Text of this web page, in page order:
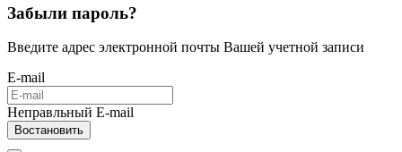
Забыли пароль?
Введите адрес электронной почты Вашей учетной записи
E-mail
Неправльный E-mail
Востановить